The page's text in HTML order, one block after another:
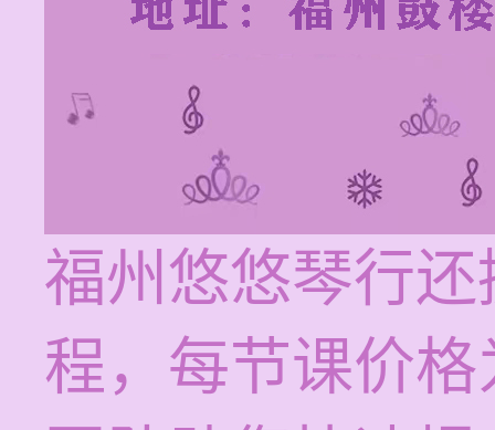
福州悠悠琴行
程，每节课价